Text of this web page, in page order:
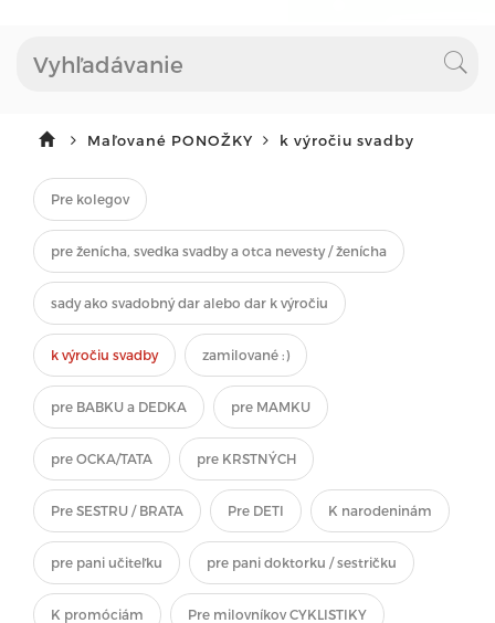
Maľované PONOŽKY k výročiu svadby
Pre kolegov
pre ženícha, svedka svadby a otca nevesty / ženícha
sady ako svadobný dar alebo dar k výročiu
k výročiu svadby zamilované :)
pre BABKU a DEDKA pre MAMKU
pre OCKA/TATA pre KRSTNÝCH
Pre SESTRU / BRATA Pre DETI K narodeninám
pre pani učiteľku pre pani doktorku / sestričku
K promóciám Pre milovníkov CYKLISTIKY